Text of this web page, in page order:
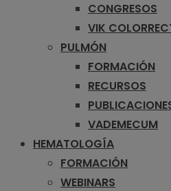
CONGRESOS
VIK
PULMÓN
FORMACIÓN
RECURSOS
VADEMECUM
HEMATOLOGÍA
FORMACIÓN
WEBINARS